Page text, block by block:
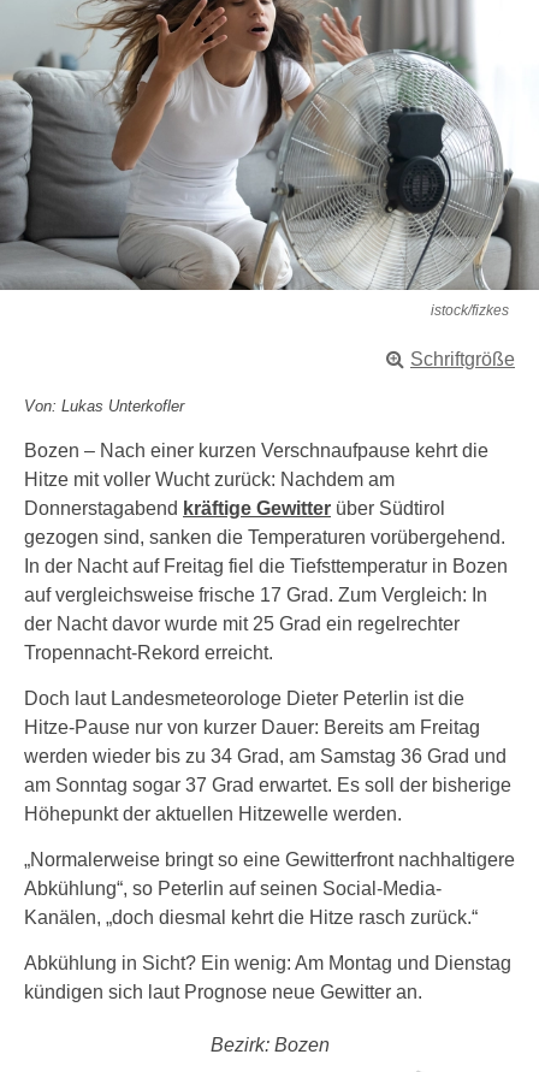
istock/fizkes
Schriftgröße
Von: Lukas Unterkofler
Bozen – Nach einer kurzen Verschnaufpause kehrt die
Hitze mit voller Wucht zurück: Nachdem am
Donnerstagabend kräftige Gewitter über Südtirol
gezogen sind, sanken die Temperaturen vorübergehend.
In der Nacht auf Freitag fiel die Tiefsttemperatur in Bozen
auf vergleichsweise frische 17 Grad. Zum Vergleich: In
der Nacht davor wurde mit 25 Grad ein regelrechter
Tropennacht-Rekord erreicht.
Doch laut Landesmeteorologe Dieter Peterlin ist die
Hitze-Pause nur von kurzer Dauer: Bereits am Freitag
werden wieder bis zu 34 Grad, am Samstag 36 Grad und
am Sonntag sogar 37 Grad erwartet. Es soll der bisherige
Höhepunkt der aktuellen Hitzewelle werden.
„Normalerweise bringt so eine Gewitterfront nachhaltigere
Abkühlung“, so Peterlin auf seinen Social-Media-
Kanälen, „doch diesmal kehrt die Hitze rasch zurück.“
Abkühlung in Sicht? Ein wenig: Am Montag und Dienstag
kündigen sich laut Prognose neue Gewitter an.
Bezirk: Bozen